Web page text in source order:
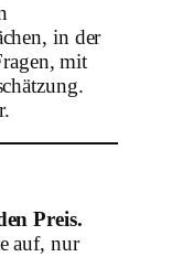
in der
mit
Preis.
auf, nur